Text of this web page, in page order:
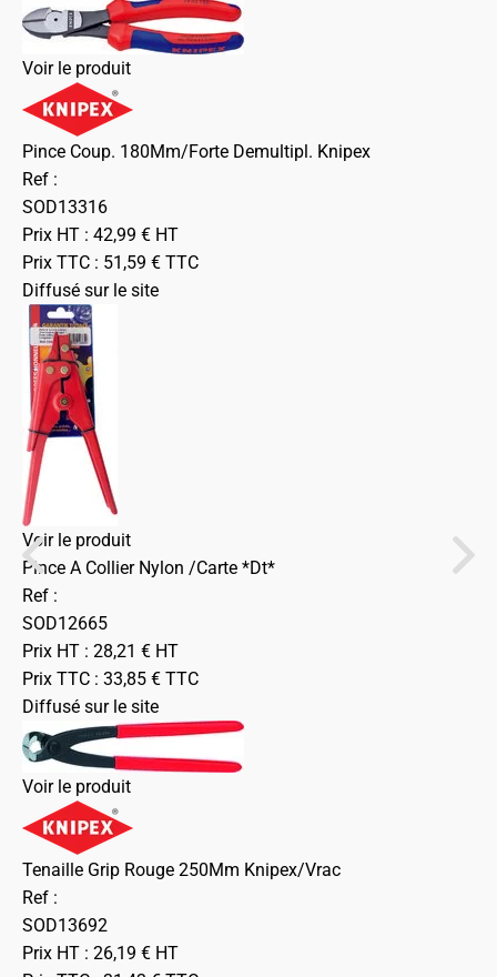
Voir le produit
Pince Coup. 180Mm/Forte Demultipl. Knipex
Ref :
SOD13316
Prix HT : 42,99 € HT
Prix TTC : 51,59 € TTC
Diffusé sur le site
Voir le produit
Pince A Collier Nylon /Carte *Dt*
Ref :
SOD12665
Prix HT : 28,21 € HT
Prix TTC : 33,85 € TTC
Diffusé sur le site
Voir le produit
Tenaille Grip Rouge 250Mm Knipex/Vrac
Ref :
SOD13692
Prix HT : 26,19 € HT